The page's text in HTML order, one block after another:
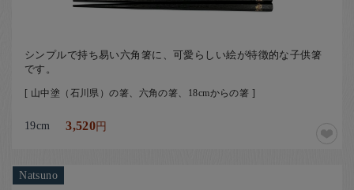
シンプルで持ち易い六角箸に、可愛らしい絵が特徴的な子供箸
です。
[ 山中塗（石川県）の箸、六角の箸、18cmからの箸 ]
19cm 3,520円
Natsuno